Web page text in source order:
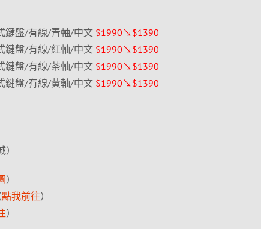
鍵盤/有線/青軸/中文 $1990↘$1390
鍵盤/有線/紅軸/中文 $1990↘$1390
鍵盤/有線/茶軸/中文 $1990↘$1390
鍵盤/有線/黃軸/中文 $1990↘$1390
）
點我前往）
）